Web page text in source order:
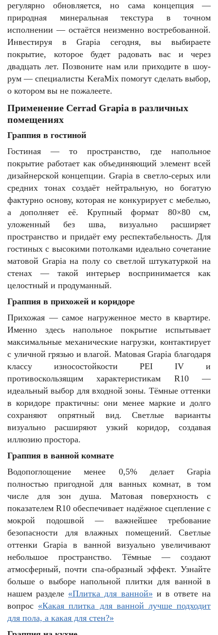
регулярно обновляется, но сама концепция —
природная минеральная текстура в точном
исполнении — остаётся неизменно востребованной.
Инвестируя в Grapia сегодня, вы выбираете
покрытие, которое будет радовать вас и через
двадцать лет. Позвоните нам или приходите в шоу-
рум — специалисты KeraMix помогут сделать выбор,
о котором вы не пожалеете.
Применение Cerrad Grapia в различных
помещениях
Граппия в гостиной
Гостиная — то пространство, где напольное
покрытие работает как объединяющий элемент всей
дизайнерской концепции. Grapia в светло-серых или
средних тонах создаёт нейтральную, но богатую
фактурно основу, которая не конкурирует с мебелью,
а дополняет её. Крупный формат 80×80 см,
уложенный без шва, визуально расширяет
пространство и придаёт ему респектабельность. Для
гостиных с высокими потолками идеально сочетание
матовой Grapia на полу со светлой штукатуркой на
стенах — такой интерьер воспринимается как
целостный и продуманный.
Граппия в прихожей и коридоре
Прихожая — самое нагруженное место в квартире.
Именно здесь напольное покрытие испытывает
максимальные механические нагрузки, контактирует
с уличной грязью и влагой. Matовая Grapia благодаря
классу износостойкости PEI IV и
противоскользящим характеристикам R10 —
идеальный выбор для входной зоны. Тёмные оттенки
в коридоре практичны: они менее маркие и долго
сохраняют опрятный вид. Светлые варианты
визуально расширяют узкий коридор, создавая
иллюзию простора.
Граппия в ванной комнате
Водопоглощение менее 0,5% делает Grapia
полностью пригодной для ванных комнат, в том
числе для зон душа. Матовая поверхность с
показателем R10 обеспечивает надёжное сцепление с
мокрой подошвой — важнейшее требование
безопасности для влажных помещений. Светлые
оттенки Grapia в ванной визуально увеличивают
небольшое пространство. Тёмные — создают
атмосферный, почти спа-образный эффект. Узнайте
больше о выборе напольной плитки для ванной в
нашем разделе «Плитка для ванной» и в ответе на
вопрос «Какая плитка для ванной лучше подходит
для пола, а какая для стен?»